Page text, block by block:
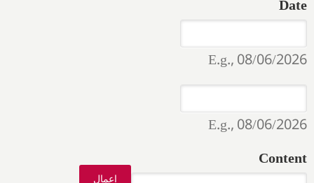
Date
E.g., 08/06/2026
E.g., 08/06/2026
Content